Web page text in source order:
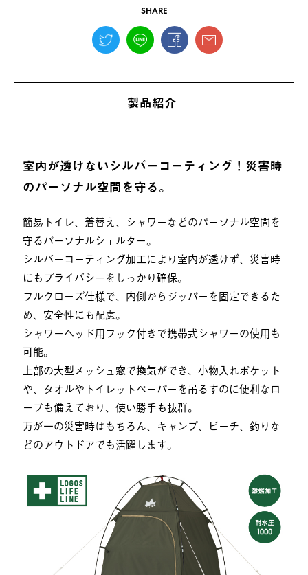
SHARE
製品紹介
室内が透けないシルバーコーティング！災害時
のパーソナル空間を守る。
簡易トイレ、着替え、シャワーなどのパーソナル空間を
守るパーソナルシェルター。
シルバーコーティング加工により室内が透けず、災害時
にもプライバシーをしっかり確保。
フルクローズ仕様で、内側からジッパーを固定できるた
め、安全性にも配慮。
シャワーヘッド用フック付きで携帯式シャワーの使用も
可能。
上部の大型メッシュ窓で換気ができ、小物入れポケット
や、タオルやトイレットペーパーを吊るすのに便利なロ
ープも備えており、使い勝手も抜群。
万が一の災害時はもちろん、キャンプ、ビーチ、釣りな
どのアウトドアでも活躍します。